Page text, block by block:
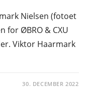
Nielsen (fotoet
for ØBRO & CXU
Viktor Haarmark
30. DECEMBER 2022